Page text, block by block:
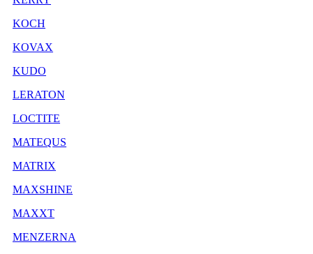
KOCH
KOVAX
KUDO
LERATON
LOCTITE
MATEQUS
MATRIX
MAXSHINE
MAXXT
MENZERNA